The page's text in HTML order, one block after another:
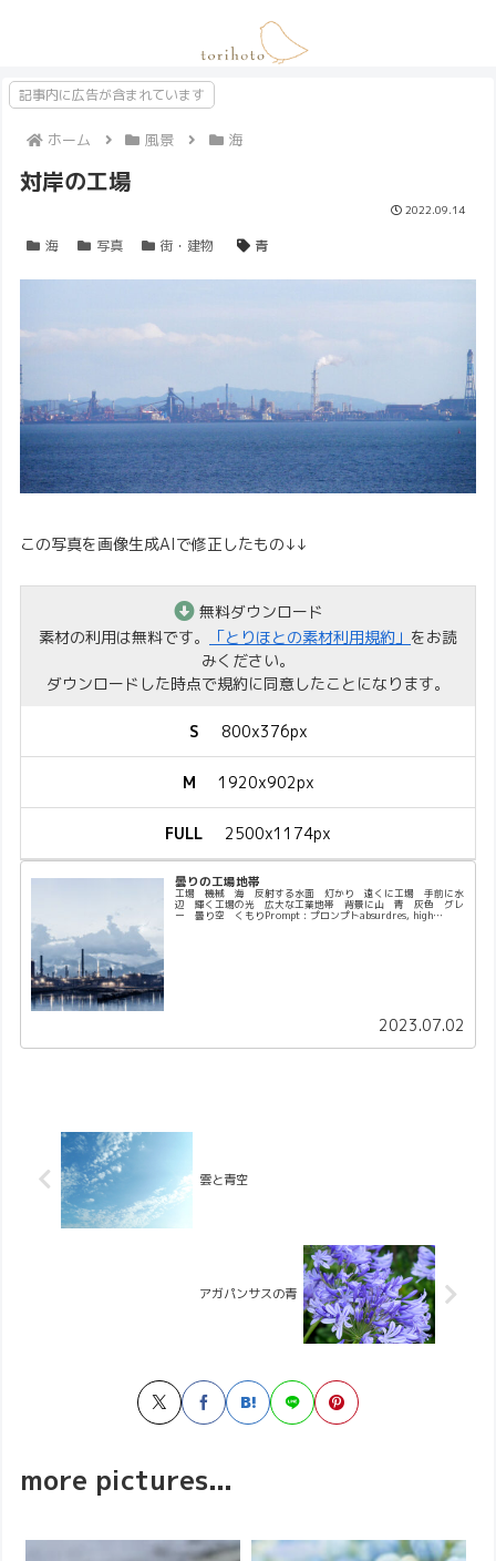
記事内に広告が含まれています
ホーム 風景 海
対岸の工場
2022.09.14
海 写真 街・建物 青
この写真を画像生成AIで修正したもの↓↓
無料ダウンロード
素材の利用は無料です。
「とりほとの素材利用規約」 をお読
みください。
ダウンロードした時点で規約に同意したことになります。
S 800x376px
M 1920x902px
FULL 2500x1174px
曇りの工場地帯
工場 機械 海 反射する水面 灯かり 遠くに工場 手前に水
辺 輝く工場の光 広大な工業地帯 背景に山 青 灰色 グレ
ー 曇り空 くもりPrompt : プロンプトabsurdres, high
2023.07.02
雲と青空
アガパンサスの青
more pictures...